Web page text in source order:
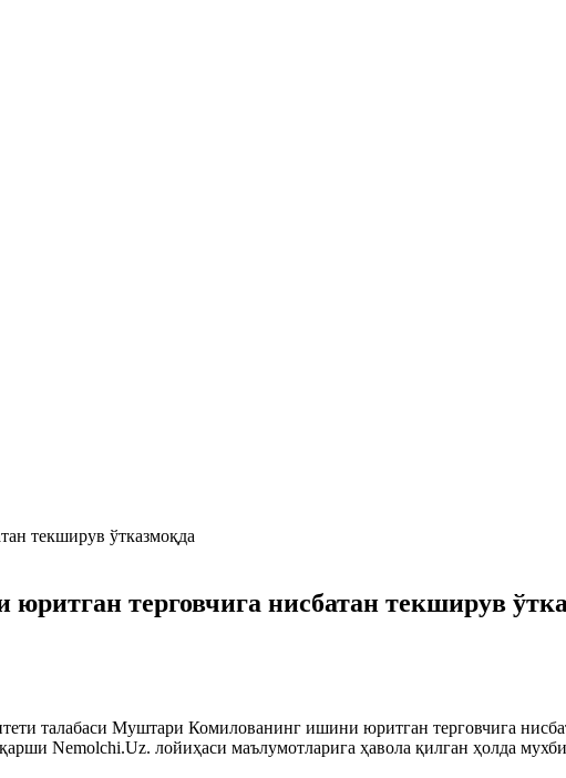
терговчига нисбатан текширув
талабаси Муштари Комилованинг ишини юритган терговчига
Nemolchi.Uz. лойиҳаси маълумотларига ҳавола қилган ҳолда